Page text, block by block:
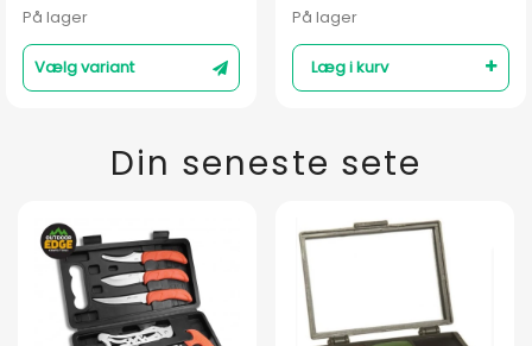
På lager
Vælg variant
På lager
Læg i kurv
Din seneste sete